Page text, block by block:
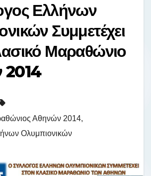
Ελλήνων
Συμμετέχει
Μαραθώνιο
2014
Αθηνών 2014,
Ολυμπιονικών